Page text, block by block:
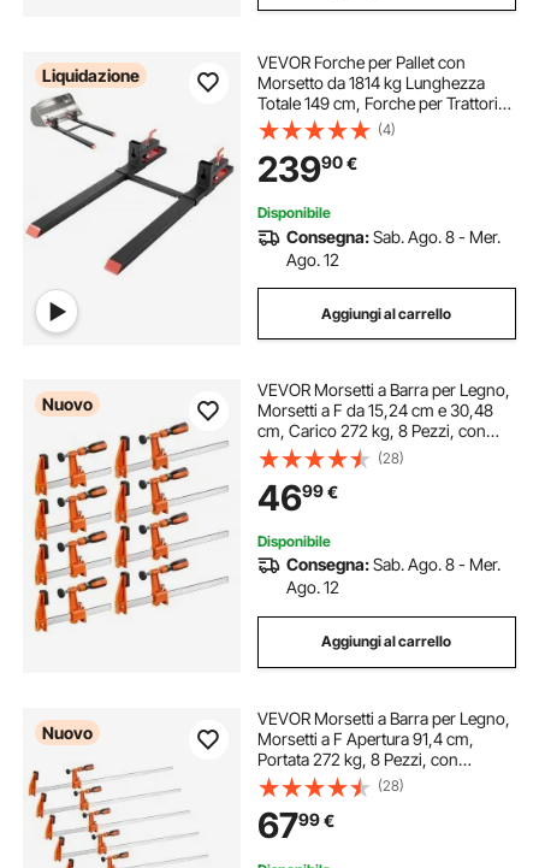
Liquidazione
VEVOR Forche per Pallet con
Morsetto da 1814 kg Lunghezza
Totale 149 cm, Forche per Trattori
per Impieghi Gravosi con Barra
Stabilizzatrice Regolabile per
Accessori per Trattori, Benna di
Carico
(4)
23990€
Disponibile
Consegna:Sab. Ago. 8 - Mer.
Ago. 12
Aggiungi al carrello
Nuovo
VEVOR Morsetti a Barra per Legno,
Morsetti a F da 15,24 cm e 30,48
cm, Carico 272 kg, 8 Pezzi, con
Cuscinetto in Plastica e Design
Autobloccante, Ghisa Malleabile e
Acciaio al Carbonio, per Fai Da Te
(28)
4699€
Disponibile
Consegna:Sab. Ago. 8 - Mer.
Ago. 12
Aggiungi al carrello
Nuovo
VEVOR Morsetti a Barra per Legno,
Morsetti a F Apertura 91,4 cm,
Portata 272 kg, 8 Pezzi, con
Cuscinetto in Plastica e Sistema
Bloccaggio Automatico, in Ghisa e
Acciaio al Carbonio, per Lavori a
Mano
(28)
6799€